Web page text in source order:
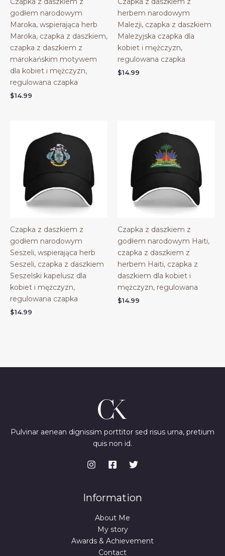
godłem narodowym
Maroka, wspierająca herb
Maroka, czapka z daszkiem,
czapka z daszkiem z
marokańskim motywem
dla kobiet i mężczyzn,
regulowana czapka
$14.99
herbem narodowym
Malezji, czapka z daszkiem
Malezyjska czapka dla
kobiet i mężczyzn,
regulowana czapka
$14.99
Czapka z daszkiem z
godłem narodowym
Seszeli, wspierająca herb
Seszeli, czapka z daszkiem
Seszelski kapelusz dla
kobiet i mężczyzn,
regulowana czapka
$14.99
Czapka z daszkiem z
godłem narodowym Haiti,
czapka z daszkiem z
herbem Haiti, czapka z
daszkiem dla kobiet i
mężczyzn, regulowana
$14.99
Pulvinar aenean dignissim porttitor sed risus urna, pretium
quis non id.
Information
About Me
My story
Awards & Achievement
Contact